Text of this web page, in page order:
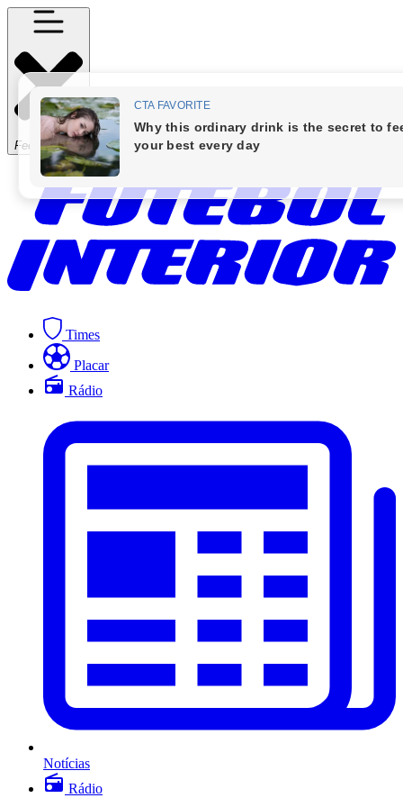
Fechar Menu
Times
Placar
Rádio
Notícias
Rádio